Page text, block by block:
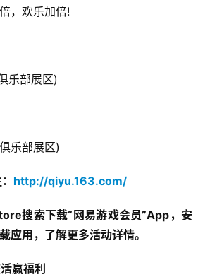
，欢乐加倍!
乐部展区)
乐部展区)
http://qiyu.163.com/
应用，了解更多活动详情。
赢福利